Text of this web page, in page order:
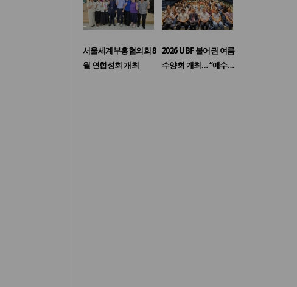
서울세계부흥협의회 8
월 연합성회 개최
2026 UBF 불어권 여름
수양회 개최… “예수…